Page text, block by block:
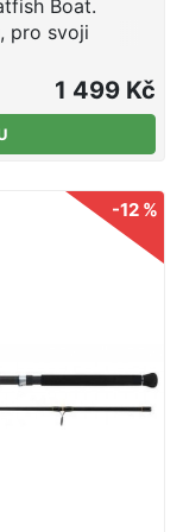
Boat.
pro svoji
velkých
s
očky
z pravé
(metoda
vám zaručí
dále
pokrývá a
testovací
těchto
1 499 Kč
-12 %